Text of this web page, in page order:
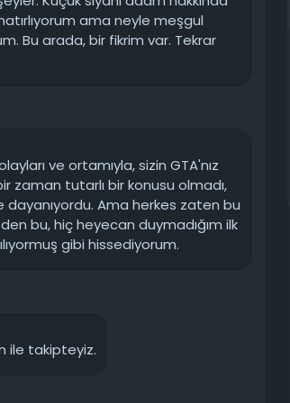
biri olarak kabul edildi. Rockstar,
açıkladı.
söyleniyor. Oyunun iki oynanabilir
City, Carcer City, Kolombiya ve
iddia ediliyor.
öldürülen bir erkek ve kız
kız kardeş kartelin içine sızarak
farklı zaman dilimlerinde
olacağı ve GTA V’ten üç kat
ama neyle meşgul
Bu arada, bir fikrim var. Tekrar
GTA6 beklemeye devam
ve ortamıyla, sizin GTA'nız
zaman tutarlı bir konusu olmadı,
dayanıyordu. Ama herkes zaten bu
bu, hiç heyecan duymadığım ilk
gibi hissediyorum.
ile takipteyiz.